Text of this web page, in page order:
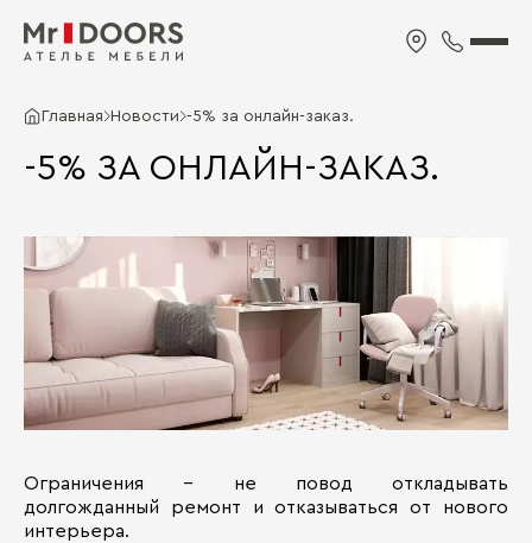
Главная Новости -5% за онлайн-заказ.
-5% ЗА ОНЛАЙН-ЗАКАЗ.
Ограничения - не повод откладывать
долгожданный ремонт и отказываться от нового
интерьера.